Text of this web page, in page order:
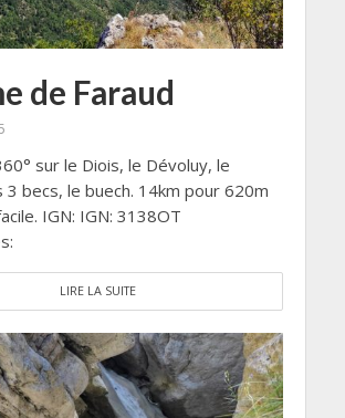
de Faraud
sur le Diois, le Dévoluy, le
3 becs, le buech. 14km pour 620m
IGN: IGN: 3138OT
LIRE LA SUITE